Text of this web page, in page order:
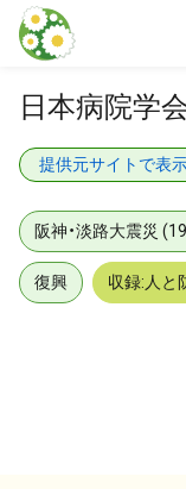
本文に飛ぶ
日本病院学
提供元サイトで表
阪神・淡路大震災
復興 収録:人